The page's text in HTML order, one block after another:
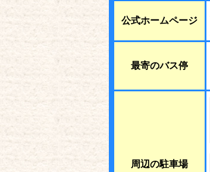
公式ホームページ
最寄のバス停
周辺の駐車場